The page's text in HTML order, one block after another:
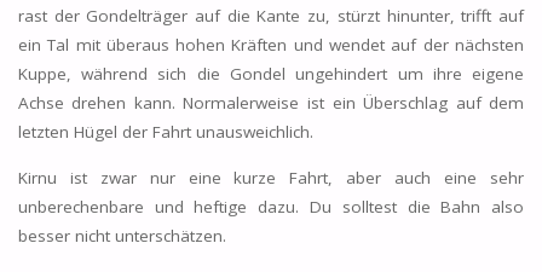
rast der Gondelträger auf die Kante zu, stürzt hinunter, trifft auf
ein Tal mit überaus hohen Kräften und wendet auf der nächsten
Kuppe, während sich die Gondel ungehindert um ihre eigene
Achse drehen kann. Normalerweise ist ein Überschlag auf dem
letzten Hügel der Fahrt unausweichlich.
Kirnu ist zwar nur eine kurze Fahrt, aber auch eine sehr
unberechenbare und heftige dazu. Du solltest die Bahn also
besser nicht unterschätzen.